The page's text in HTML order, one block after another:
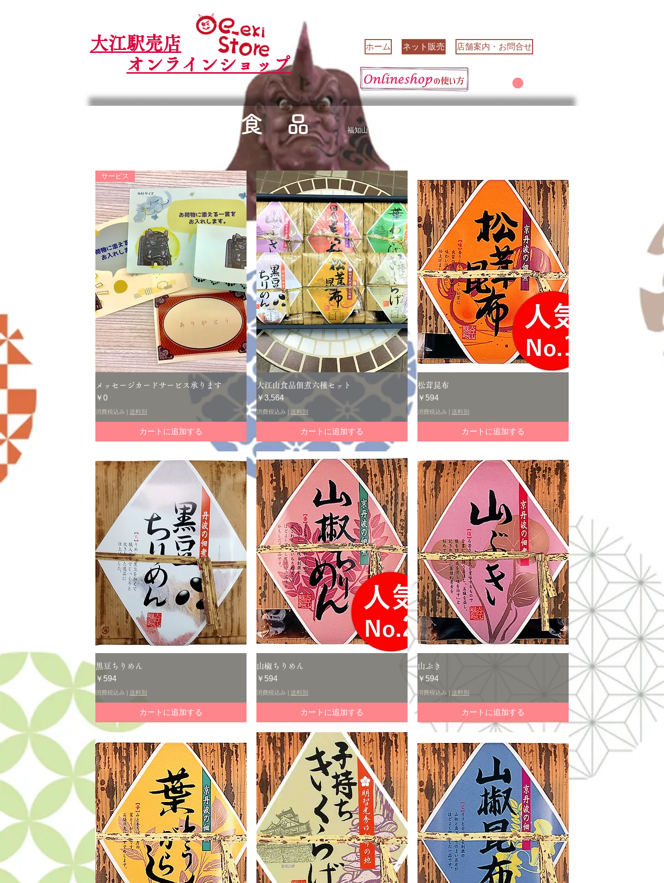
大江駅売店
オンラインショップ
ホーム ネット販売 店舗案内・お問合せ
大 江 山 食 品 福知山市で長年愛される京佃煮・山椒ちりめん・昆布の製造メーカー。
クイックビュー
サービス
メッセージカードサービス承ります
価格
￥0
消費税込み 送料別
カートに追加する
クイックビュー
大江山食品佃煮六種セット
価格
￥3,564
消費税込み 送料別
カートに追加する
松茸昆布
価格
￥594
消費税込み 送料別
カートに追加する
黒豆ちりめん
価格
￥594
消費税込み 送料別
カートに追加する
山椒ちりめん
価格
￥594
消費税込み 送料別
カートに追加する
山ぶき
価格
￥594
消費税込み 送料別
カートに追加する